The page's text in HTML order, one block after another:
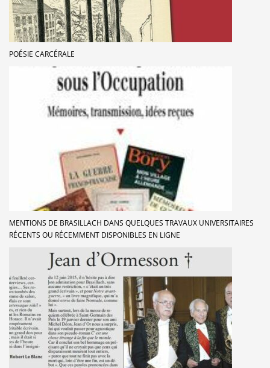
POÉSIE CARCÉRALE
MENTIONS DE BRASILLACH DANS QUELQUES TRAVAUX UNIVERSITAIRES
RÉCENTS OU RÉCEMMENT DISPONIBLES EN LIGNE